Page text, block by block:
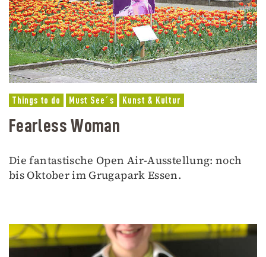
Things to do Must See´s Kunst & Kultur
Fearless Woman
Die fantastische Open Air-Ausstellung: noch
bis Oktober im Grugapark Essen.